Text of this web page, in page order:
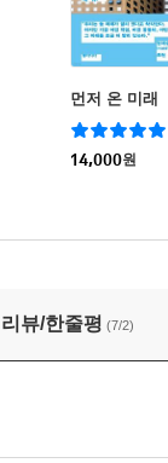
먼저 온 미래
14,000원
리뷰/한줄평 (7/2)